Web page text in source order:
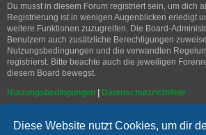
Diese Website nutzt Cookies, um dir
Du musst in diesem Forum registriert sein, um dich
Registrierung ist in wenigen Augenblicken erledigt
weitere Funktionen zuzugreifen. Die Board-
Benutzern auch zusätzliche Berechtigungen
Nutzungsbedingungen und die verwandten
registrierst. Bitte beachte auch die jeweiligen
diesem Board bewegst.
Nutzungsbedingungen | Datenschutzrichtlinie
Registrieren